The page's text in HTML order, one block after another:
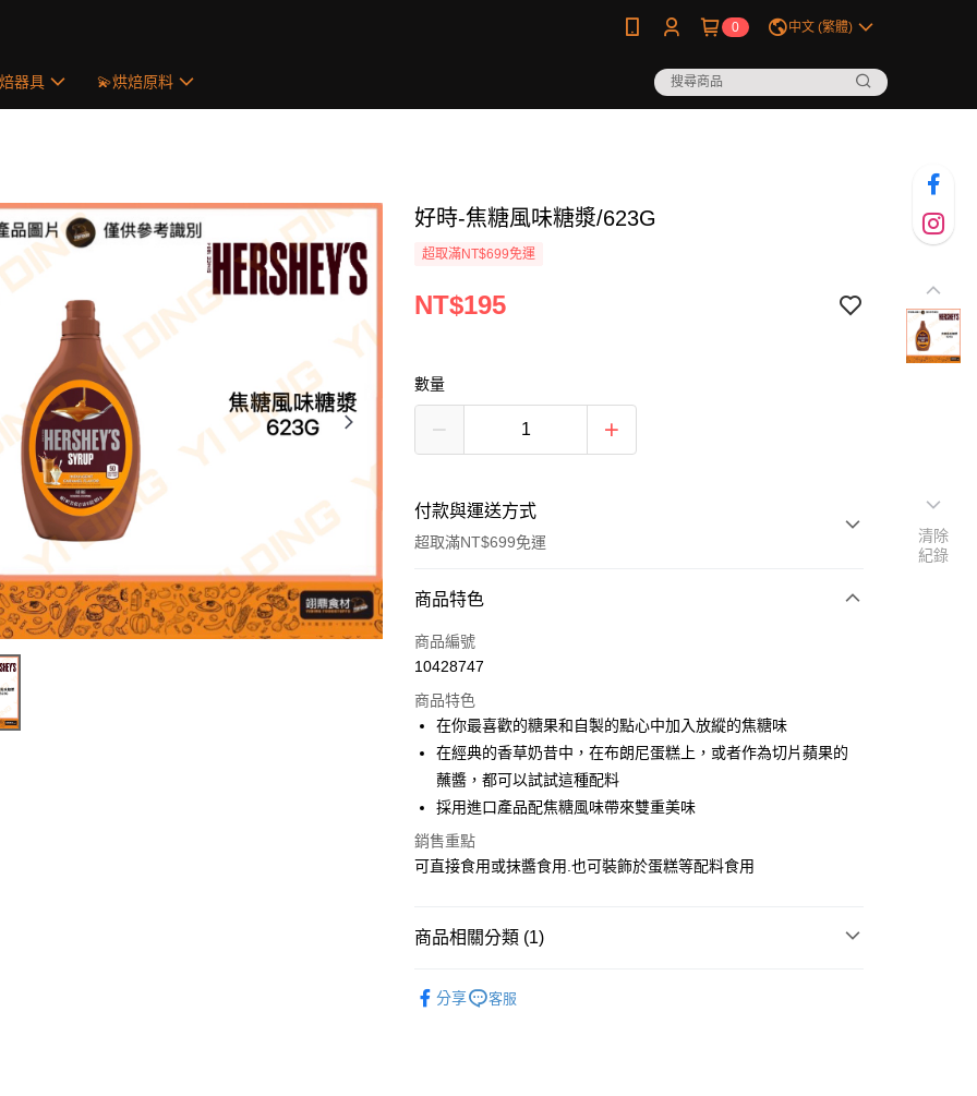
0 中文 (繁體)
器具 💫烘焙原料
好時-焦糖風味糖漿/623G
超取滿NT$699免運
NT$195
數量
付款與運送方式
超取滿NT$699免運
付款方式
信用卡一次付款
運送方式
• 付款後全家取貨
每筆NT$60，滿NT$699(含以上)免運費
• 付款後7-11取貨
(請點開選項勾選)
商品特色
商品編號
10428747
商品特色
在你最喜歡的糖果和自製的點心中加入放縱的焦糖味
在經典的香草奶昔中，在布朗尼蛋糕上，或者作為切片蘋果的
蘸醬，都可以試試這種配料
採用進口產品配焦糖風味帶來雙重美味
銷售重點
可直接食用或抹醬食用.也可裝飾於蛋糕等配料食用
商品相關分類 (1)
分享
客服
清除
紀錄